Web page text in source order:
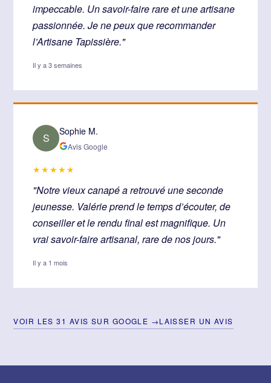
impeccable. Un savoir-faire rare et une artisane
passionnée. Je ne peux que recommander
l’Artisane Tapissière."
Il y a 3 semaines
S Sophie M.
Avis Google
★★★★★
"Notre vieux canapé a retrouvé une seconde
jeunesse. Valérie prend le temps d’écouter, de
conseiller et le rendu final est magnifique. Un
vrai savoir-faire artisanal, rare de nos jours."
Il y a 1 mois
VOIR LES 31 AVIS SUR GOOGLE →LAISSER UN AVIS